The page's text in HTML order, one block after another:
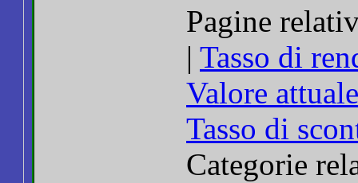
Pagine
| Tasso di
Valore
Tasso di
Categorie